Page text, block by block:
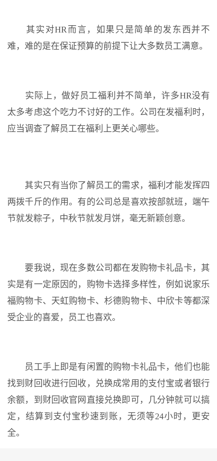
其实对HR而言，如果只是简单的发东西并不
难，难的是在保证预算的前提下让大多数员工满意。
实际上，做好员工福利并不简单，许多HR没有
太多考虑这个吃力不讨好的工作。公司在发福利时，
应当调查了解员工在福利上更关心哪些。
其实只有当你了解员工的需求，福利才能发挥四
两拨千斤的作用。有的公司总是喜欢按部就班，端午
节就发粽子，中秋节就发月饼，毫无新颖创意。
要我说，现在多数公司都在发购物卡礼品卡，其
实是有一定原因的，购物卡选择多样性，例如说家乐
福购物卡、天虹购物卡、杉德购物卡、中欣卡等都深
受企业的喜爱，员工也喜欢。
员工手上即是有闲置的购物卡礼品卡，他们也能
找到财回收进行回收，兑换成常用的支付宝或者银行
余额，到财回收官网直接兑换即可，几分钟就可以搞
定，结算到支付宝秒速到账，无须等24小时，更安
全。